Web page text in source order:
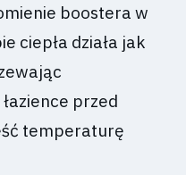
boostera w
ciepła działa jak
przed
temperaturę